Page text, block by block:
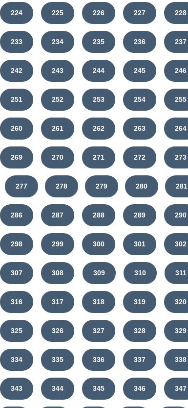
224 225 226 227 228
233 234 235 236 237
242 243 244 245 246
251 252 253 254 255
260 261 262 263 264
269 270 271 272 273
277 278 279 280 281
286 287 288 289 290
298 299 300 301 302
307 308 309 310 311
316 317 318 319 320
325 326 327 328 329
334 335 336 337 338
343 344 345 346 347